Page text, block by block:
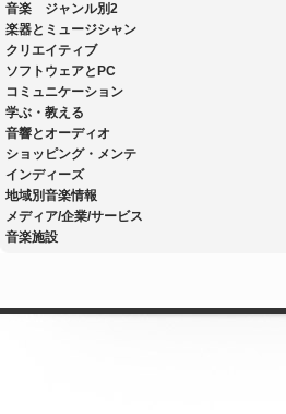
音楽 ジャンル別2
楽器とミュージシャン
クリエイティブ
ソフトウェアとPC
コミュニケーション
学ぶ・教える
音響とオーディオ
ショッピング・メンテ
インディーズ
地域別音楽情報
メディア/企業/サービス
音楽施設